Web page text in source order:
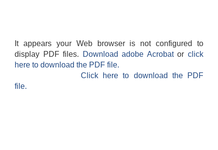
It appears your Web browser is not configured to
display PDF files.
Download adobe Acrobatorclick
here to download the PDF file.
Click here to download the PDF
file.